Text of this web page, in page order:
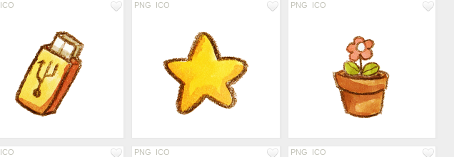
ICO PNG ICO PNG ICO
ICO PNG ICO PNG ICO